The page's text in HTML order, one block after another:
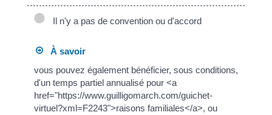
Il n'y a pas de convention ou d'accord
À savoir
vous pouvez également bénéficier, sous conditions,
d'un temps partiel annualisé pour <a
href="https://www.guilligomarch.com/guichet-
virtuel?xml=F2243">raisons familiales</a>, ou